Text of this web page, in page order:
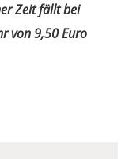
Zeit fällt bei
von 9,50 Euro